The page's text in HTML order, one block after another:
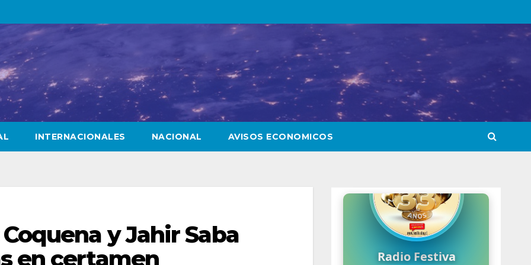
INTERNACIONALES NACIONAL AVISOS ECONOMICOS
y Jahir Saba
en certamen